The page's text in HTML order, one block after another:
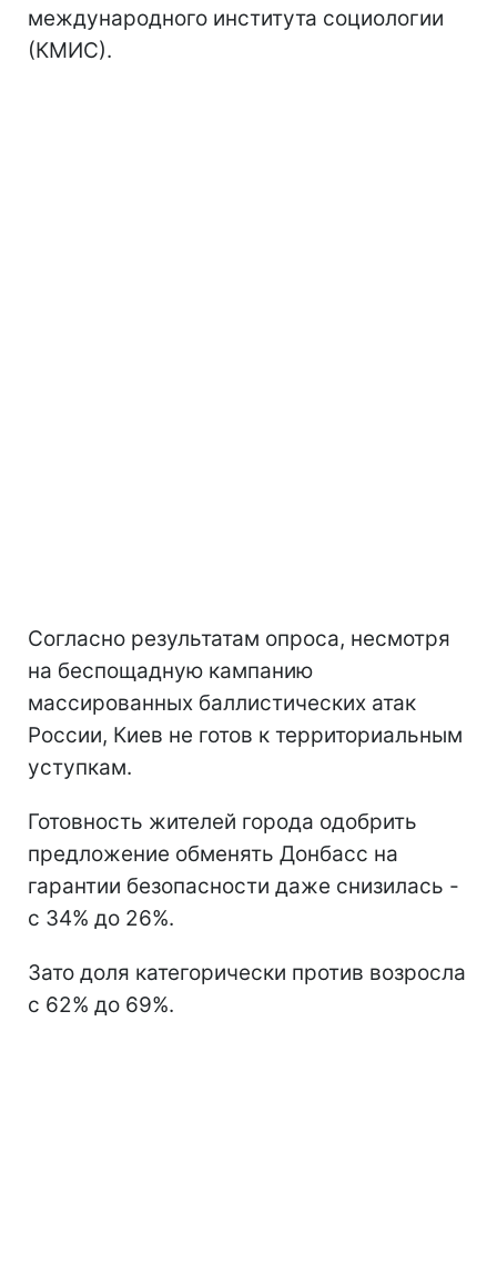
международного института социологии
(КМИС).
Согласно результатам опроса, несмотря
на беспощадную кампанию
массированных баллистических атак
России, Киев не готов к территориальным
уступкам.
Готовность жителей города одобрить
предложение обменять Донбасс на
гарантии безопасности даже снизилась -
с 34% до 26%.
Зато доля категорически против возросла
с 62% до 69%.